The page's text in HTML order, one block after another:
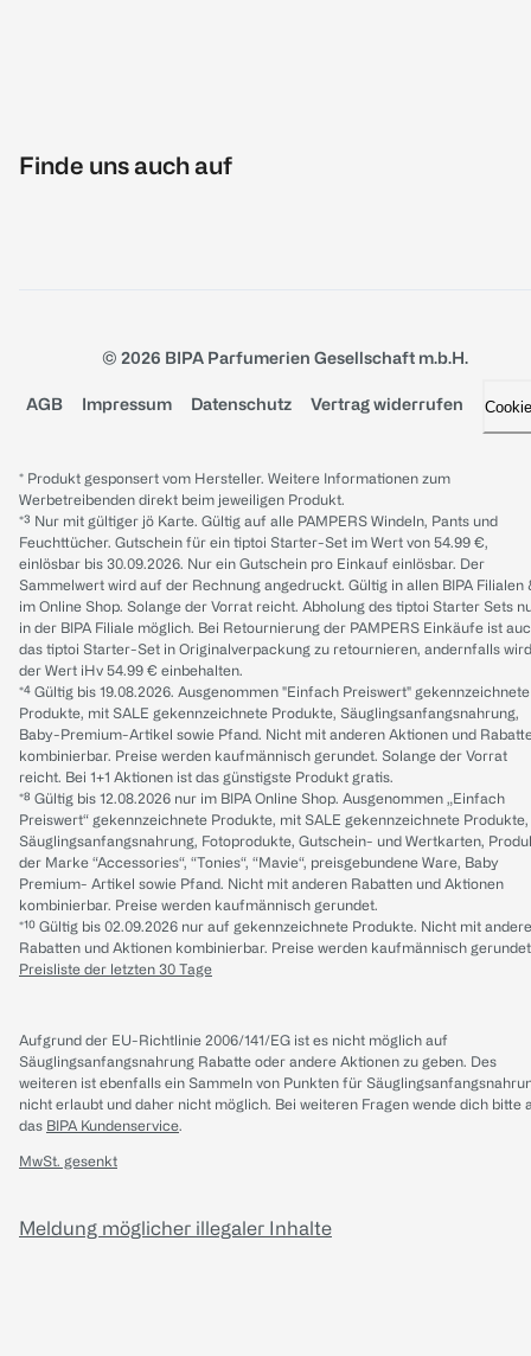
Finde uns auch auf
© 2026 BIPA Parfumerien Gesellschaft m.b.H.
AGB Impressum Datenschutz Vertrag widerrufen
* Produkt gesponsert vom Hersteller. Weitere Informationen zum
Werbetreibenden direkt beim jeweiligen Produkt.
*³ Nur mit gültiger jö Karte. Gültig auf alle PAMPERS Windeln, Pants und
Feuchttücher. Gutschein für ein tiptoi Starter-Set im Wert von 54.99 €,
einlösbar bis 30.09.2026. Nur ein Gutschein pro Einkauf einlösbar. Der
Sammelwert wird auf der Rechnung angedruckt. Gültig in allen BIPA Filialen
im Online Shop. Solange der Vorrat reicht. Abholung des tiptoi Starter Sets
in der BIPA Filiale möglich. Bei Retournierung der PAMPERS Einkäufe ist
das tiptoi Starter-Set in Originalverpackung zu retournieren, andernfalls wird
der Wert iHv 54.99 € einbehalten.
*⁴ Gültig bis 19.08.2026. Ausgenommen "Einfach Preiswert" gekennzeichnete
Produkte, mit SALE gekennzeichnete Produkte, Säuglingsanfangsnahrung,
Baby-Premium-Artikel sowie Pfand. Nicht mit anderen Aktionen und
kombinierbar. Preise werden kaufmännisch gerundet. Solange der Vorrat
reicht. Bei 1+1 Aktionen ist das günstigste Produkt gratis.
*⁸ Gültig bis 12.08.2026 nur im BIPA Online Shop. Ausgenommen „Einfach
Preiswert“ gekennzeichnete Produkte, mit SALE gekennzeichnete Produkte,
Säuglingsanfangsnahrung, Fotoprodukte, Gutschein- und Wertkarten,
der Marke “Accessories“, “Tonies“, “Mavie“, preisgebundene Ware, Baby
Premium- Artikel sowie Pfand. Nicht mit anderen Rabatten und Aktionen
kombinierbar. Preise werden kaufmännisch gerundet.
*¹⁰ Gültig bis 02.09.2026 nur auf gekennzeichnete Produkte. Nicht mit
Rabatten und Aktionen kombinierbar. Preise werden kaufmännisch
Preisliste der letzten 30 Tage
Aufgrund der EU-Richtlinie 2006/141/EG ist es nicht möglich auf
Säuglingsanfangsnahrung Rabatte oder andere Aktionen zu geben. Des
weiteren ist ebenfalls ein Sammeln von Punkten für
nicht erlaubt und daher nicht möglich. Bei weiteren Fragen wende dich bitte
das BIPA Kundenservice.
MwSt. gesenkt
Meldung möglicher illegaler Inhalte